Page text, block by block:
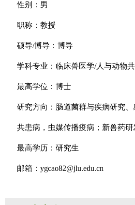
性别：男
职称：教授
硕导/博导：博导
学科专业：临床兽医学/人与动物
最高学位：博士
研究方向：肠道菌群与疾病研究
共患病，虫媒传播疫病；新兽药研
最高学历：研究生
邮箱：ygcao82@jlu.edu.cn